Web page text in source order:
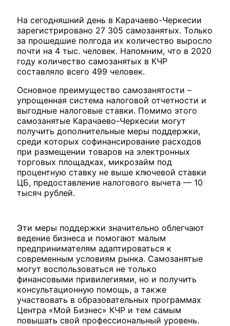
На сегодняшний день в Карачаево-Черкесии
зарегистрировано 27 305 самозанятых. Только
за прошедшие полгода их количество выросло
почти на 4 тыс. человек. Напомним, что в 2020
году количество самозанятых в КЧР
составляло всего 499 человек.
Основное преимущество самозанятости –
упрощенная система налоговой отчетности и
выгодные налоговые ставки. Помимо этого
самозанятые Карачаево-Черкесии могут
получить дополнительные меры поддержки,
среди которых софинансирование расходов
при размещении товаров на электронных
торговых площадках, микрозайм под
процентную ставку не выше ключевой ставки
ЦБ, предоставление налогового вычета — 10
тысяч рублей.
Эти меры поддержки значительно облегчают
ведение бизнеса и помогают малым
предпринимателям адаптироваться к
современным условиям рынка. Самозанятые
могут воспользоваться не только
финансовыми привилегиями, но и получить
консультационную помощь, а также
участвовать в образовательных программах
Центра «Мой Бизнес» КЧР и тем самым
повышать свой профессиональный уровень.